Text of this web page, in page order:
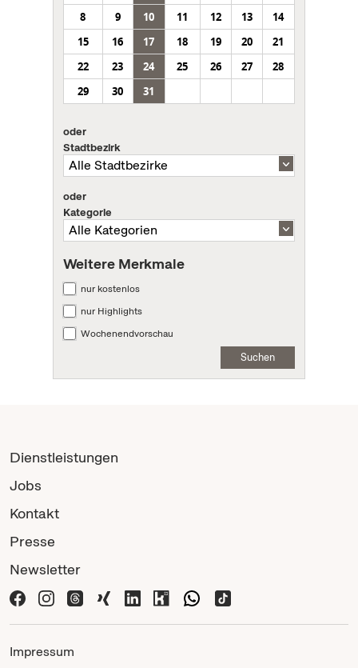
8
9 10 11 12 13
14
15
16 17 18 19 20
21
22
23 24 25 26 27
28
29
30 31
oder
Stadtbezirk
oder
Kategorie
Weitere Merkmale
nur kostenlos
nur Highlights
Wochenendvorschau
Suchen
Dienstleistungen
Jobs
Kontakt
Presse
Newsletter
Impressum